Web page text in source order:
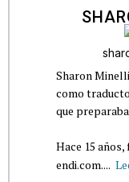
Sharon
como
que
Hace 15
endi.com....